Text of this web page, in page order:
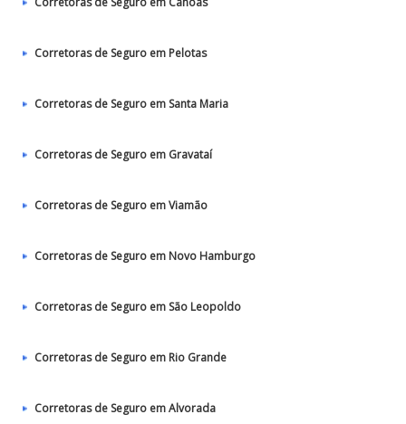
Corretoras de Seguro em Pelotas
Corretoras de Seguro em Santa Maria
Corretoras de Seguro em Gravataí
Corretoras de Seguro em Viamão
Corretoras de Seguro em Novo Hamburgo
Corretoras de Seguro em São Leopoldo
Corretoras de Seguro em Rio Grande
Corretoras de Seguro em Alvorada